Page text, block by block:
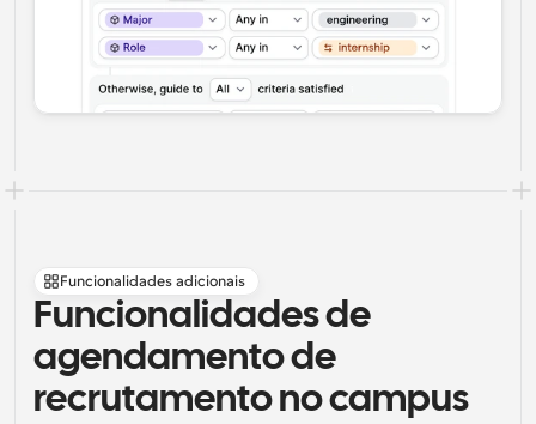
Funcionalidades adicionais
Funcionalidades de
agendamento de
recrutamento no campus